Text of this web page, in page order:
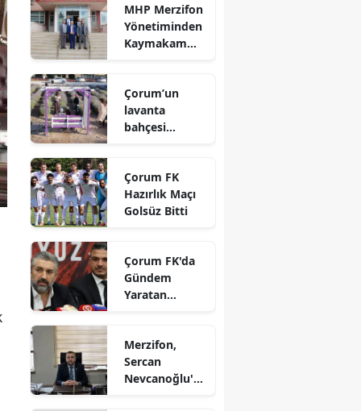
Çankırı
Denizli
Diyarbakır
Elazığ
Erzurum
Eskişehir
Giresun
Kaybetti
MHP Merzifon
Yönetiminden
Kaymakam
Ziyaret
Çorum’un
lavanta
bahçesi
Çorum FK
Hazırlık Maçı
Golsüz Bitti
Çorum FK'da
Gündem
Yaratan
Merzifon,
Sercan
Nevcanoğlu'n